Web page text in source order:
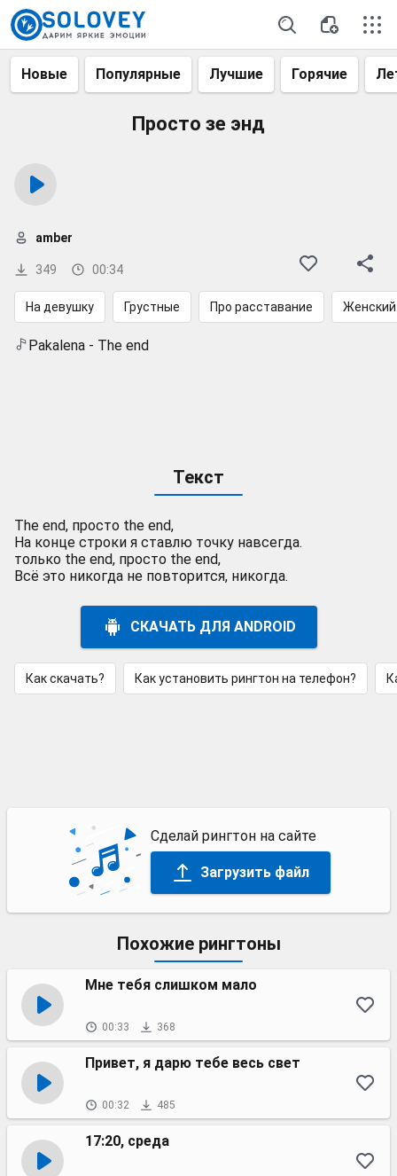
Новые Популярные Лучшие Горячие
Просто зе энд
349 00:34
amber
На девушку Грустные Про расставание Женский
Pakalena - The end
Текст
The end, просто the end,
На конце строки я ставлю точку навсегда.
только the end, просто the end,
Всё это никогда не повторится, никогда.
СКАЧАТЬ ДЛЯ ANDROID
Как скачать? Как установить рингтон на телефон?
Сделай рингтон на сайте
Загрузить файл
Похожие рингтоны
Мне тебя слишком мало
00:33 368
Привет, я дарю тебе весь свет
00:32 485
17:20, среда